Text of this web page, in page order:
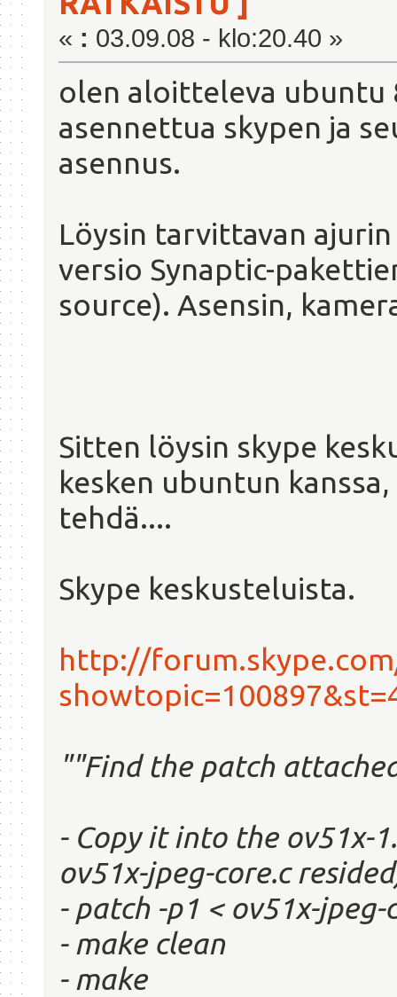
« : 03.09.08 - klo:20.40 »
olen aloitteleva ubuntu
asennettua skypen ja
asennus.
Löysin tarvittavan
versio Synaptic-
source). Asensin,
Sitten löysin skype
kesken ubuntun
tehdä....
Skype keskusteluista.
http://
""Find the patch
- Copy it into the ov51x-
ov51x-jpeg-core.c
- patch -p1 < ov51x-
- make clean
- make